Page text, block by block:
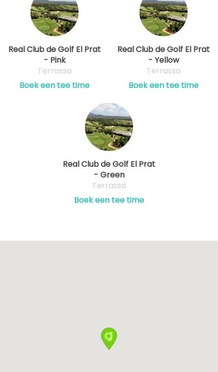
Real Club de Golf El Prat
- Pink
Terrassa
Boek een tee time
Real Club de Golf El Prat
- Yellow
Terrassa
Boek een tee time
Real Club de Golf El Prat
- Green
Terrassa
Boek een tee time